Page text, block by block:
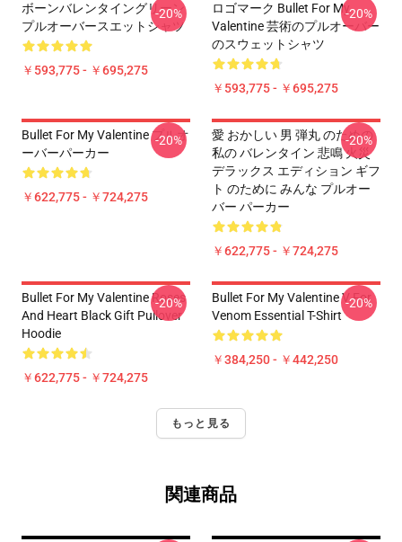
ボーンバレンタイングリーン
プルオーバースエットシャツ
￥593,775 - ￥695,275
-20%
ロゴマーク Bullet For My
Valentine 芸術のプルオーバー
のスウェットシャツ
￥593,775 - ￥695,275
-20%
Bullet For My Valentine プルオ
ーバーパーカー
￥622,775 - ￥724,275
-20%
愛 おかしい 男 弾丸 のための
私の バレンタイン 悲鳴 火災
デラックス エディション ギフ
ト のために みんな プルオー
バー パーカー
￥622,775 - ￥724,275
-20%
Bullet For My Valentine Roses
And Heart Black Gift Pullover
Hoodie
￥622,775 - ￥724,275
-20%
Bullet For My Valentine V For
Venom Essential T-Shirt
￥384,250 - ￥442,250
-20%
もっと見る
関連商品